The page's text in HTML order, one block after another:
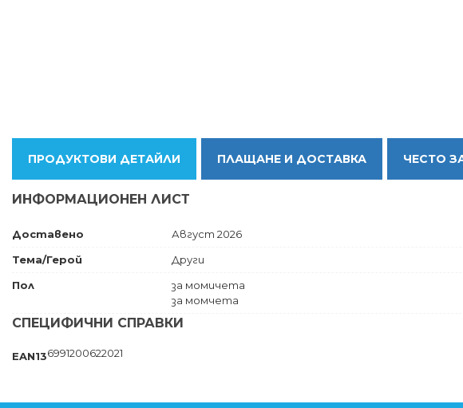
ПРОДУКТОВИ ДЕТАЙЛИ ПЛАЩАНЕ И ДОСТАВКА ЧЕСТО
ИНФОРМАЦИОНЕН ЛИСТ
Доставено
Август 2026
Тема/Герой
Други
Пол
за момичета
за момчета
СПЕЦИФИЧНИ СПРАВКИ
EAN136991200622021